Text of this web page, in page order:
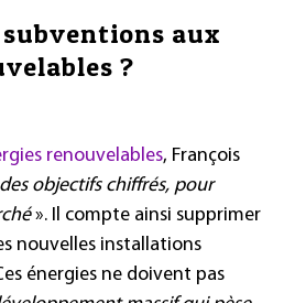
aux
?
renouvelables, François
objectifs chiffrés, pour
». Il compte ainsi supprimer
nouvelles installations
énergies ne doivent pas